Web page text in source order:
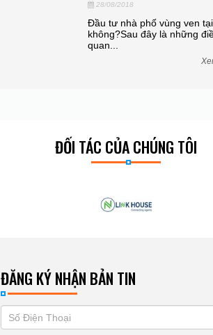
28/08/2018
Đầu tư nhà phố vùng ven
không?Sau đây là những
quan...
ĐỐI TÁC CỦA CHÚNG TÔI
ĐĂNG KÝ NHẬN BẢN TIN
ĐĂNG
you